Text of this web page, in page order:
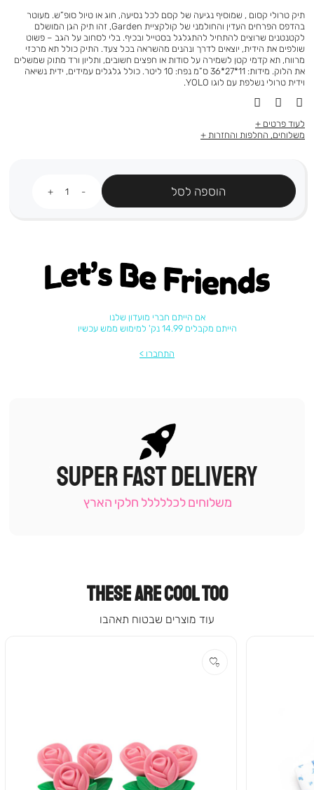
מוצר
תיק טרולי קסום , שמוסיף נגיעה של קסם לכל נסיעה, חוג או טיול סופ”ש. מעוטר
בהדפס הפרחים העדין והחולמני של קולקציית Garden, זהו תיק הגן המושלם
לקטנטנים שרוצים להתחיל להתגלגל בסטייל ובכיף. בלי לסחוב על הגב – פשוט
שולפים את הידית, יוצאים לדרך ונהנים מהשראה בכל צעד. התיק כולל תא מרכזי
מרווח, תא קדמי קטן לשמירה על סודות או חפצים חשובים, ותליון ורד מתוק שמשלים
את הלוק. מידות: 11*27*36 ס”מ נפח: 10 ליטר. כולל גלגלים עמידים, ידית נשיאה
וידית טרולי נשלפת עם לוגו YOLO.
לעוד פרטים
משלוחים, החלפות והחזרות
הוספה לסל
Let's be friends
אם הייתם חברי מועדון שלנו
הייתם מקבלים 14.99 נק' למימוש ממש עכשיו
התחברו
|
תומכי
-
SUPER FAST DELIVERY
משלוחים לכללללל חלקי הארץ
THESE ARE COOL TOO
עוד מוצרים שבטוח תאהבו